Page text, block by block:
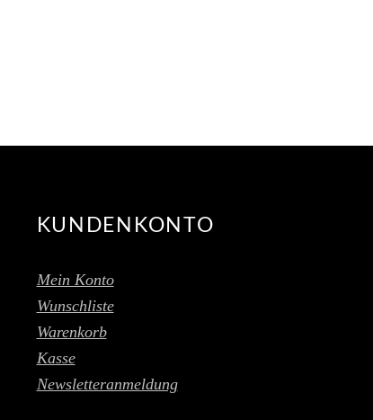
KUNDENKONTO
Mein Konto
Wunschliste
Warenkorb
Kasse
Newsletteranmeldung